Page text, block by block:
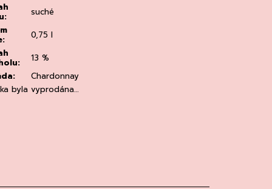
:
suché
:
0,75 l
:
13 %
:
Chardonnay
byla vyprodána…